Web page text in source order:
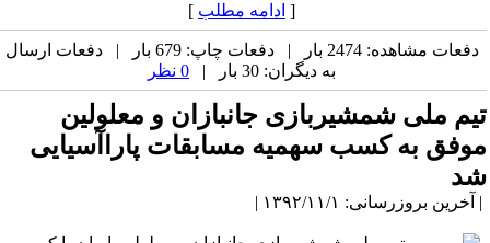
[ ادامه مطلب ]
دفعات مشاهده: 2474 بار | دفعات چاپ: 679 بار | دفعات ارسال
به دیگران: 30 بار |
0 نظر
تیم ملی شمشیربازی جانبازان و معلولین
موفق به کسب سهمیه مسابقات پاراآسیایی
شد
| آخرین بروزرسانی: ۱۳۹۲/۱۱/۱ |